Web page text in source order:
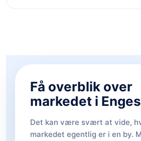
Få overblik over
markedet i
Det kan være svært at vide,
markedet egentlig er i en by.